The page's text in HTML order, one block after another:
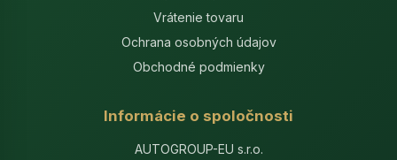
Vrátenie tovaru
Ochrana osobných údajov
Obchodné podmienky
Informácie o spoločnosti
AUTOGROUP-EU s.r.o.